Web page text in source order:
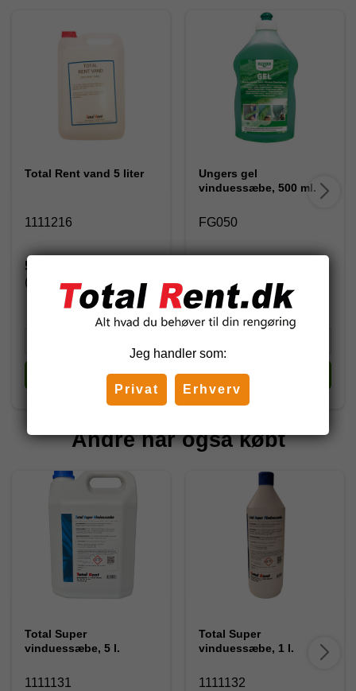
Total Rent vand 5 liter
1111216
55,00 DKK
(inkl. moms)
Køb
Ungers gel
vinduessæbe, 500 ml.
FG050
(inkl. moms)
Andre har også købt
Total Super
vinduessæbe, 5 l.
1111131
Total Super
vinduessæbe, 1 l.
1111132
Jeg handler som:
Privat Erhverv